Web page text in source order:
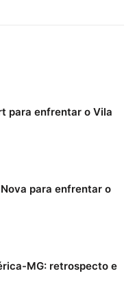
para enfrentar o Vila
para enfrentar o
MG: retrospecto e